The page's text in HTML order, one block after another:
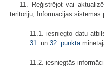
11. Reģistrējot vai
teritoriju, Informācijas sistēmas
11.1. iesniegto datu
31. un 32. punktā
11.2. iesniegtās